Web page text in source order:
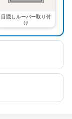
目隠しルーバー取り付
け